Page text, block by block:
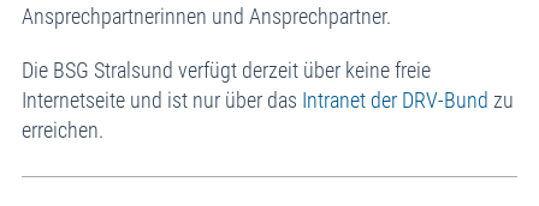
Ansprechpartnerinnen und Ansprechpartner.
Die BSG Stralsund verfügt derzeit über keine freie
Internetseite und ist nur über das Intranet der DRV-Bund zu
erreichen.